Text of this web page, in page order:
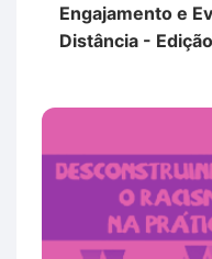
Engajamento e
Distância -